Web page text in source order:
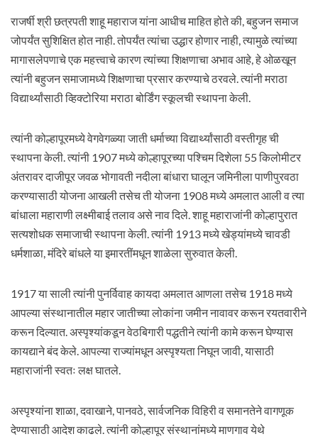
राजर्षी श्री छत्रपती शाहू महाराज यांना आधीच माहित होते की, बहुजन समाज
जोपर्यंत सुशिक्षित होत नाही. तोपर्यंत त्यांचा उद्धार होणार नाही, त्यामुळे त्यांच्या
मागासलेपणाचे एक महत्त्वाचे कारण त्यांच्या शिक्षणाचा अभाव आहे, हे ओळखून
त्यांनी बहुजन समाजामध्ये शिक्षणाचा प्रसार करण्याचे ठरवले. त्यांनी मराठा
विद्यार्थ्यांसाठी व्हिक्टोरिया मराठा बोर्डिंग स्कूलची स्थापना केली.
त्यांनी कोल्हापूरमध्ये वेगवेगळ्या जाती धर्माच्या विद्यार्थ्यांसाठी वस्तीगृह ची
स्थापना केली. त्यांनी 1907 मध्ये कोल्हापूरच्या पश्चिम दिशेला 55 किलोमीटर
अंतरावर दाजीपूर जवळ भोगावती नदीला बांधारा घालून जमिनीला पाणीपुरवठा
करण्यासाठी योजना आखली तसेच ती योजना 1908 मध्ये अमलात आली व त्या
बांधाला महाराणी लक्ष्मीबाई तलाव असे नाव दिले. शाहू महाराजांनी कोल्हापुरात
सत्यशोधक समाजाची स्थापना केली. त्यांनी 1913 मध्ये खेड्यांमध्ये चावडी
धर्मशाळा, मंदिरे बांधले या इमारतींमधून शाळेला सुरुवात केली.
1917 या साली त्यांनी पुनर्विवाह कायदा अमलात आणला तसेच 1918 मध्ये
आपल्या संस्थानातील महार जातीच्या लोकांना जमीन नावावर करून रयतवारीने
करून दिल्यात. अस्पृश्यांकडून वेठबिगारी पद्धतीने त्यांनी कामे करून घेण्यास
कायद्याने बंद केले. आपल्या राज्यांमधून अस्पृश्यता निघून जावी, यासाठी
महाराजांनी स्वतः लक्ष घातले.
अस्पृश्यांना शाळा, दवाखाने, पानवठे, सार्वजनिक विहिरी व समानतेने वागणूक
देण्यासाठी आदेश काढले. त्यांनी कोल्हापूर संस्थानांमध्ये माणगाव येथे